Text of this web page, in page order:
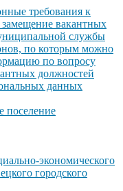
требования к
вакантных
службы
по которым можно
по вопросу
должностей
данных
поселение
экономического
городского